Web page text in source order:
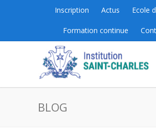
Inscription Actus Ecole
Formation continue
BLOG